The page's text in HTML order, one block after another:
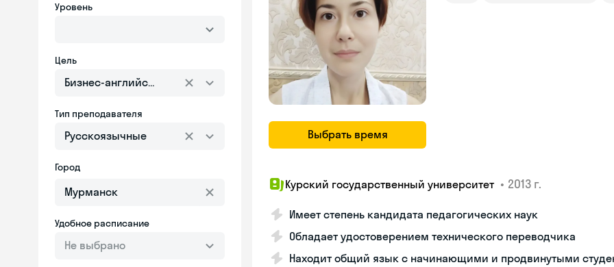
Уровень
Цель
Бизнес-английский
Тип преподавателя
Русскоязычные
Город
Удобное расписание
Не выбрано
Выбрать время
Курский государственный университет • 2013 г.
Имеет степень кандидата педагогических наук
Обладает удостоверением технического переводчика
Находит общий язык с начинающими и продвинутыми